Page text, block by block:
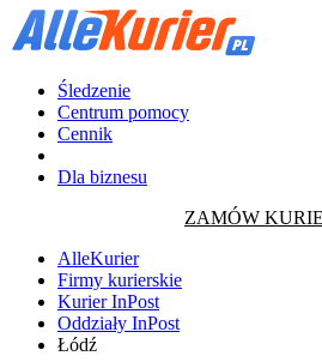
Śledzenie
Centrum pomocy
Cennik
Dla biznesu
ZAMÓW
AlleKurier
Firmy kurierskie
Kurier InPost
Oddziały InPost
Łódź